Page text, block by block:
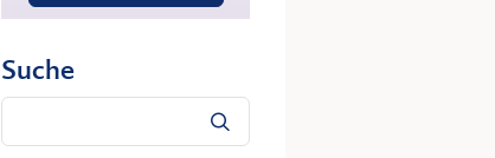
Suche